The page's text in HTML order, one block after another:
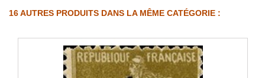
16 AUTRES PRODUITS DANS LA MÊME CATÉGORIE :